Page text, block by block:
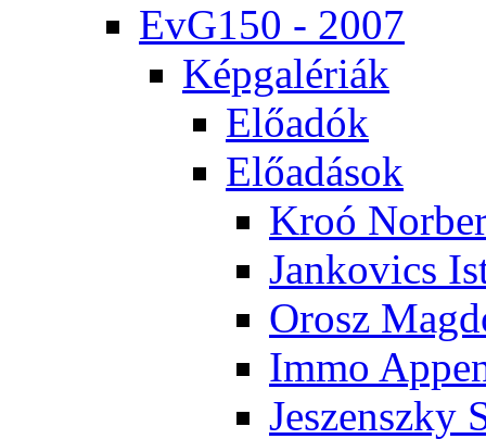
EvG150 - 2007
Kép­ga­lé­ri­ák
Elő­adók
Elő­adá­sok
Kroó
Jan­ko­vics
Orosz
Im­mo
Je­szensz­ky